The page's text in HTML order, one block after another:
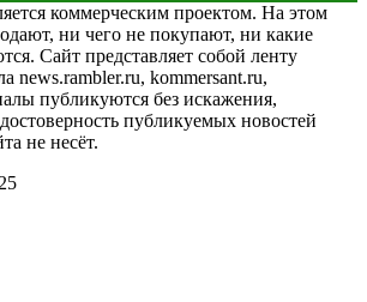
коммерческим проектом. На этом
ни чего не покупают, ни какие
Сайт представляет собой ленту
news.rambler.ru, kommersant.ru,
публикуются без искажения,
достоверность публикуемых новостей
не несёт.